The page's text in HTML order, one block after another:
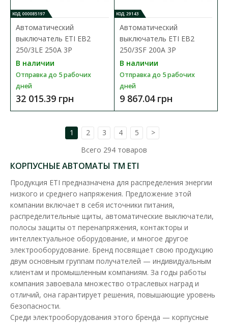
Автоматический выключатель ETI EB2 125/3L 50A
3P
Доступность: В наличии
Отправка до 5 рабочих дней
Промышленные автоматические выключатели ETIBREAK EB2
7 452.76 грн
В сравнения
В закладки
КОД: 000085197
Автоматический
выключатель ETI EB2
250/3LE 250A 3P
В наличии
Отправка до 5 рабочих
дней
32 015.39 грн
КОД: 29143
Автоматический
выключатель ETI EB2
250/3SF 200A 3P
В наличии
Отправка до 5 рабочих
дней
9 867.04 грн
1 2 3 4 5
>
Всего 294 товаров
КОРПУСНЫЕ АВТОМАТЫ ТМ ETI
Продукция ETI предназначена для распределения энергии
низкого и среднего напряжения. Предложение этой
компании включает в себя источники питания,
распределительные щиты, автоматические выключатели,
полосы защиты от перенапряжения, контакторы и
интеллектуальное оборудование, и многое другое
электрооборудование. Бренд посвящает свою продукцию
двум основным группам получателей — индивидуальным
клиентам и промышленным компаниям. За годы работы
компания завоевала множество отраслевых наград и
отличий, она гарантирует решения, повышающие уровень
безопасности.
Среди электрооборудования этого бренда — корпусные